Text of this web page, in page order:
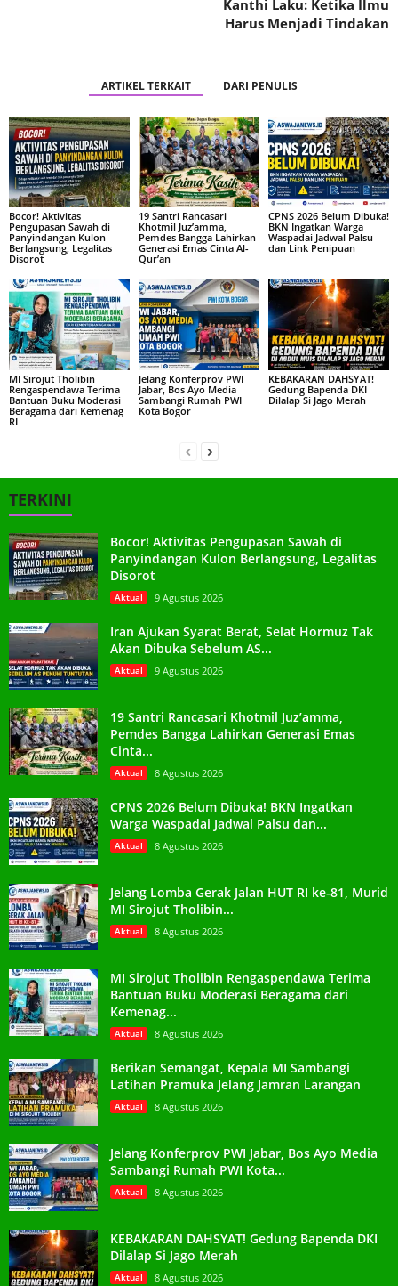
Kanthi Laku: Ketika Ilmu
Harus Menjadi Tindakan
ARTIKEL TERKAIT DARI PENULIS
Bocor! Aktivitas
Pengupasan Sawah di
Panyindangan Kulon
Berlangsung, Legalitas
Disorot
19 Santri Rancasari
Khotmil Juz’amma,
Pemdes Bangga Lahirkan
Generasi Emas Cinta Al-
Qur’an
CPNS 2026 Belum Dibuka!
BKN Ingatkan Warga
Waspadai Jadwal Palsu
dan Link Penipuan
MI Sirojut Tholibin
Rengaspendawa Terima
Bantuan Buku Moderasi
Beragama dari Kemenag
RI
Jelang Konferprov PWI
Jabar, Bos Ayo Media
Sambangi Rumah PWI
Kota Bogor
KEBAKARAN DAHSYAT!
Gedung Bapenda DKI
Dilalap Si Jago Merah
TERKINI
Bocor! Aktivitas Pengupasan Sawah di
Panyindangan Kulon Berlangsung, Legalitas
Disorot
Aktual 9 Agustus 2026
Iran Ajukan Syarat Berat, Selat Hormuz Tak
Akan Dibuka Sebelum AS...
Aktual 9 Agustus 2026
19 Santri Rancasari Khotmil Juz’amma,
Pemdes Bangga Lahirkan Generasi Emas
Cinta...
Aktual 8 Agustus 2026
CPNS 2026 Belum Dibuka! BKN Ingatkan
Warga Waspadai Jadwal Palsu dan...
Aktual 8 Agustus 2026
Jelang Lomba Gerak Jalan HUT RI ke-81, Murid
MI Sirojut Tholibin...
Aktual 8 Agustus 2026
MI Sirojut Tholibin Rengaspendawa Terima
Bantuan Buku Moderasi Beragama dari
Kemenag...
Aktual 8 Agustus 2026
Berikan Semangat, Kepala MI Sambangi
Latihan Pramuka Jelang Jamran Larangan
Aktual 8 Agustus 2026
Jelang Konferprov PWI Jabar, Bos Ayo Media
Sambangi Rumah PWI Kota...
Aktual 8 Agustus 2026
KEBAKARAN DAHSYAT! Gedung Bapenda DKI
Dilalap Si Jago Merah
Aktual 8 Agustus 2026